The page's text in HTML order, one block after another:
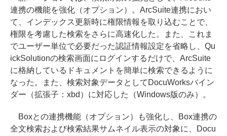
連携の機能を強化（オプション）。ArcSuite連携におい
て、インデックス更新時に権限情報を取り込むことで、
権限を考慮した検索をさらに高速化した。また、これま
でユーザー単位で必要だった認証情報設定を省略し、Qu
ickSolutionの検索画面にログインするだけで、ArcSuite
に格納しているドキュメントを簡単に検索できるように
なった。また、検索対象データとしてDocuWorksバイン
ダー（拡張子：xbd）に対応した（Windows版のみ）。
Boxとの連携機能（オプション）も強化し、Box連携の
全文検索および検索結果サムネイル表示の対象に、Docu